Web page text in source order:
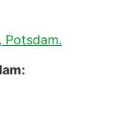
Potsdam.